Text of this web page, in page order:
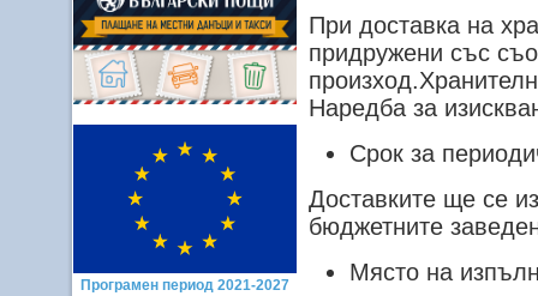
Програмен период 2021-2027
При доставка на
придружени със
Наредба за
Срок за
Доставките ще се
бюджетните
Място на